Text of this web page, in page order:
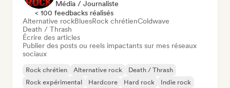
Média / Journaliste
< 100 feedbacks réalisés
Alternative rockBluesRock chrétienColdwave
Death / Thrash
Écrire des articles
Publier des posts ou reels impactants sur mes réseaux
sociaux
Rock chrétien Alternative rock
Death / Thrash
Rock expérimental
Hardcore Hard rock
Indie rock